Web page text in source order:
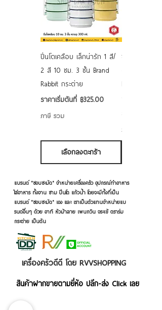
ปิ่นโตเคลือบ เล็กน่ารัก 1 สี/
2 สี 10 ซม. 3 ชั้น Brand
Rabbit กระต่าย
ราคาเริ่มต้นที่ ฿325.00
ราคาขายลด
ภาษี รวม
เลือกลงตะกร้า
ชามเคลือบ
ภาษี รวม
แบรนด์ "ชอบชะมัด" จำหน่ายเครื่องครัว อุปกรณ์ทำอาหาร
ใส่อาหาร ทั้งจาน ชาม ปิ่นโต แก้วน้ำ โดยจะมีทั้งที่เป็น
แบรนด์ "ชอบชะมัด" เอง และ เราเป็นตัวแทนจำหน่ายแบ
รนด์อื่นๆ ด้วย อาทิ หัวม้าลาย เพนกวิน จระเข้ ตราร่ม
กระต่าย เป็นต้น
เครื่องครัวดีดี โดย RVVSHOPPING
สินค้าฝากขายตามยี่ห้อ ปลีก-ส่ง Click เลย